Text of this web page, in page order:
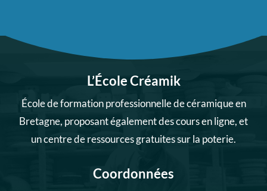
L’École Créamik
École de formation professionnelle de céramique en
Bretagne, proposant également des cours en ligne, et
un centre de ressources gratuites sur la poterie.
Coordonnées